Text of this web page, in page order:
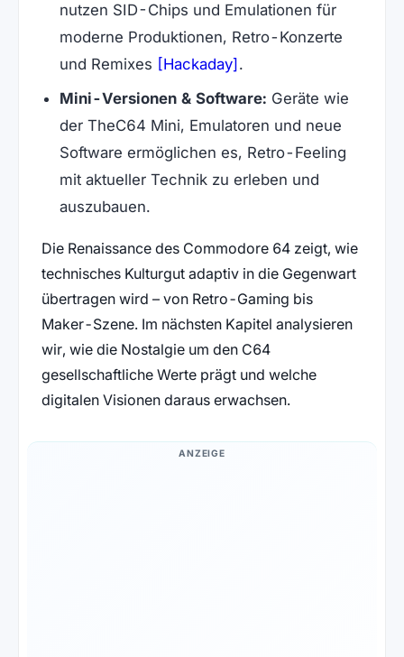
nutzen SID-Chips und Emulationen für
moderne Produktionen, Retro-Konzerte
und Remixes [Hackaday] (öffnet in neuem Tab)
.
Mini-Versionen & Software: Geräte wie
der TheC64 Mini, Emulatoren und neue
Software ermöglichen es, Retro-Feeling
mit aktueller Technik zu erleben und
auszubauen.
Die Renaissance des Commodore 64 zeigt, wie
technisches Kulturgut adaptiv in die Gegenwart
übertragen wird – von Retro-Gaming bis
Maker-Szene. Im nächsten Kapitel analysieren
wir, wie die Nostalgie um den C64
gesellschaftliche Werte prägt und welche
digitalen Visionen daraus erwachsen.
ANZEIGE